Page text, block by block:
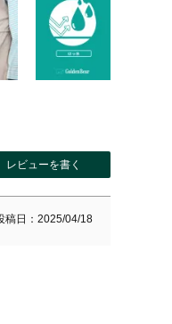
稿日 2025/04/18
レビューを書く